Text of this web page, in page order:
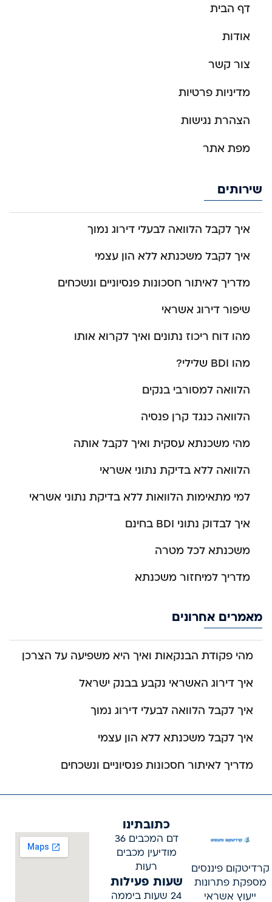
דף הבית
אודות
צור קשר
מדיניות פרטיות
הצהרת נגישות
מפת אתר
שירותים
איך לקבל הלוואה לבעלי דירוג נמוך
איך לקבל משכנתא ללא הון עצמי
מדריך לאיתור חסכונות פנסיוניים ונשכחים
שיפור דירוג אשראי
מהו דוח ריכוז נתונים ואיך לקרוא אותו
מהו BDI שלילי?
הלוואה למסורבי בנקים
הלוואה כנגד קרן פנסיה
מהי משכנתא עסקית ואיך לקבל אותה
הלוואה ללא בדיקת נתוני אשראי
למי מתאימות הלוואות ללא בדיקת נתוני אשראי
איך לבדוק נתוני BDI בחינם
משכנתא לכל מטרה
מדריך למיחזור משכנתא
מאמרים אחרונים
מהי פקודת הבנקאות ואיך היא משפיעה על הצרכן
איך דירוג האשראי נקבע בבנק ישראל
איך לקבל הלוואה לבעלי דירוג נמוך
איך לקבל משכנתא ללא הון עצמי
מדריך לאיתור חסכונות פנסיוניים ונשכחים
קרדיטקום פיננסים
מספקת פתרונות
ייעוץ אשראי
כתובתינו
דם המכבים 36
מודיעין מכבים
רעות
שעות פעילות
24 שעות ביממה